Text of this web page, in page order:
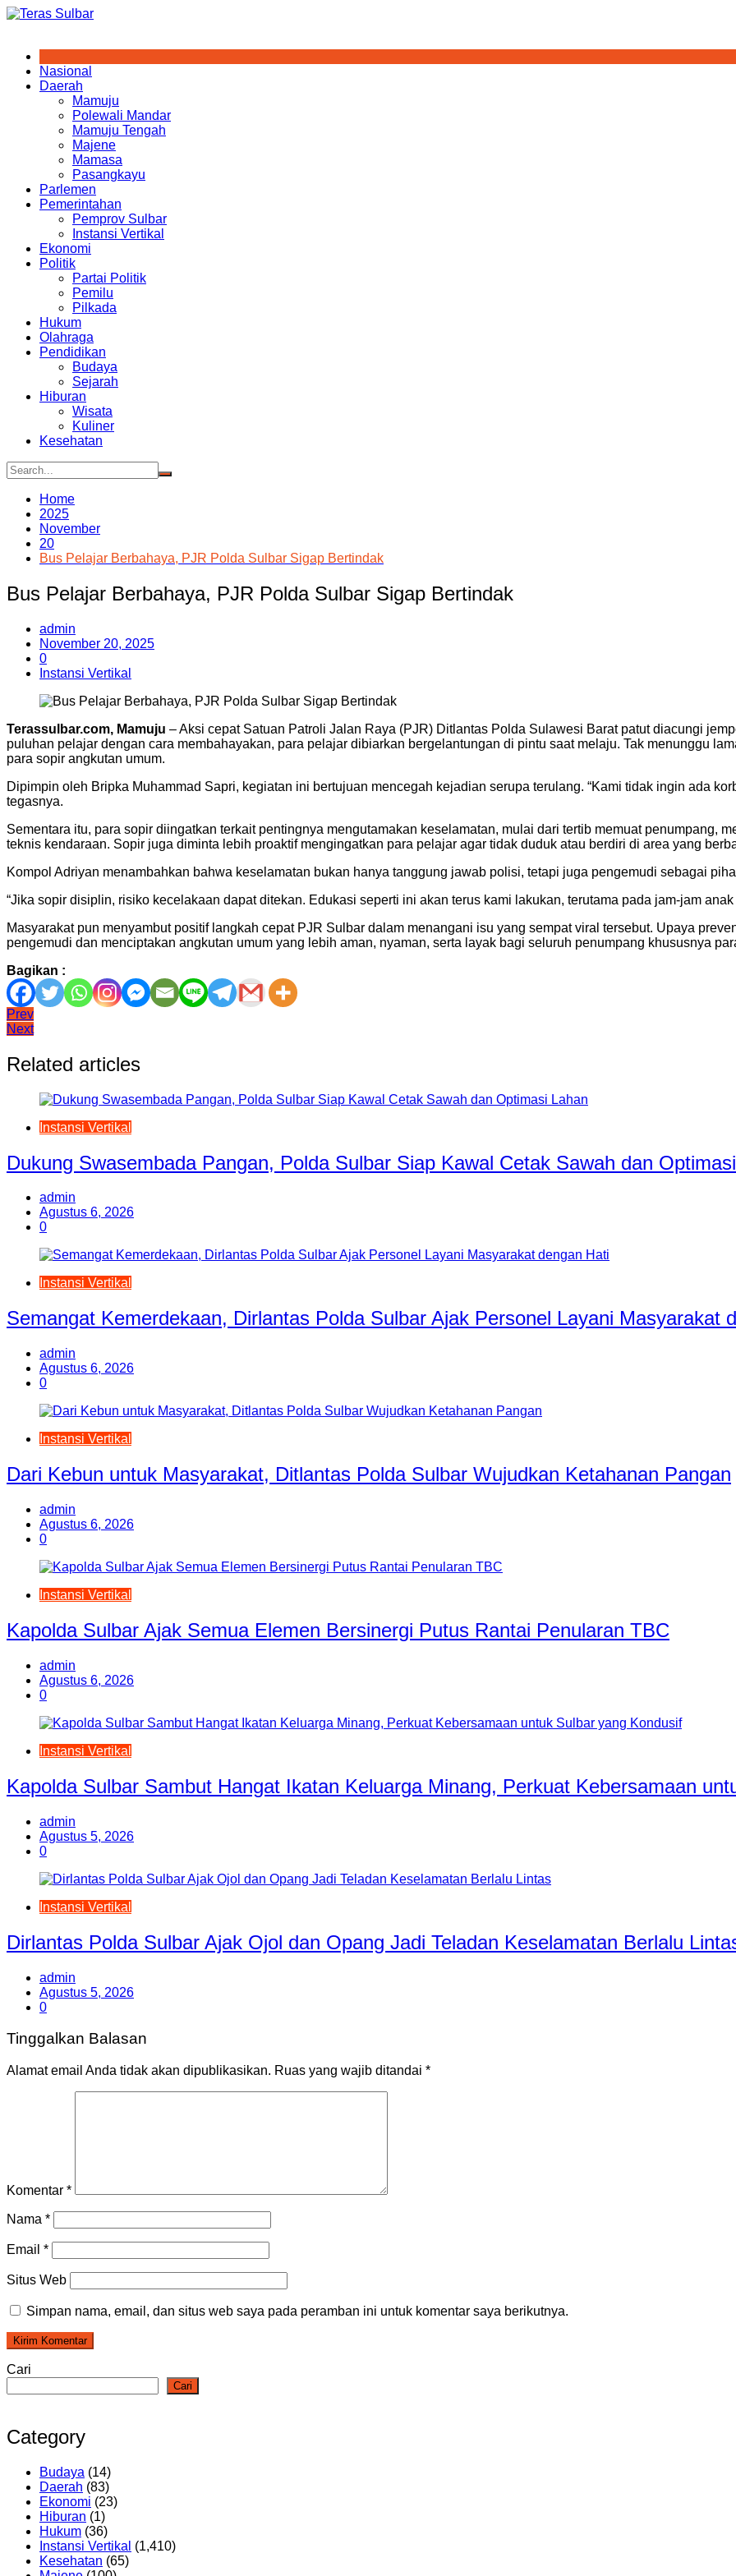
Skip
Nasional
Daerah
Mamuju
Polewali Mandar
Mamuju Tengah
Majene
Mamasa
Pasangkayu
Parlemen
Pemerintahan
Pemprov Sulbar
Instansi Vertikal
Ekonomi
Politik
Partai Politik
Pemilu
Pilkada
Hukum
Olahraga
Pendidikan
Budaya
Sejarah
Hiburan
Wisata
Kuliner
Kesehatan
Home
2025
November
20
Bus Pelajar Berbahaya, PJR Polda Sulbar Sigap Bertindak
Bus Pelajar Berbahaya, PJR Polda Sulbar Sigap Bertindak
admin
November 20, 2025
0
Instansi Vertikal
Terassulbar.com, Mamuju – Aksi cepat Satuan Patroli Jalan Raya (PJR) Ditlantas Polda Sulawesi Barat patut diacungi
puluhan pelajar dengan cara membahayakan, para pelajar dibiarkan bergelantungan di pintu saat melaju. Tak menunggu
para sopir angkutan umum.
Dipimpin oleh Bripka Muhammad Sapri, kegiatan ini bertujuan mencegah kejadian serupa terulang. “Kami tidak ingin ada
tegasnya.
Sementara itu, para sopir diingatkan terkait pentingnya mengutamakan keselamatan, mulai dari tertib memuat penumpang,
teknis kendaraan. Sopir juga diminta lebih proaktif mengingatkan para pelajar agar tidak duduk atau berdiri di area yang
Kompol Adriyan menambahkan bahwa keselamatan bukan hanya tanggung jawab polisi, tetapi juga pengemudi sebagai
“Jika sopir disiplin, risiko kecelakaan dapat ditekan. Edukasi seperti ini akan terus kami lakukan, terutama pada jam-jam anak
Masyarakat pun menyambut positif langkah cepat PJR Sulbar dalam menangani isu yang sempat viral tersebut. Upaya
pengemudi dan menciptakan angkutan umum yang lebih aman, nyaman, serta layak bagi seluruh penumpang khususnya
Bagikan :
Navigasi
pos
Prev
Next
Related articles
Instansi Vertikal
Dukung Swasembada Pangan, Polda Sulbar Siap Kawal Cetak Sawah dan
admin
Agustus 6, 2026
0
Instansi Vertikal
Semangat Kemerdekaan, Dirlantas Polda Sulbar Ajak Personel Layani Masyarakat
admin
Agustus 6, 2026
0
Instansi Vertikal
Dari Kebun untuk Masyarakat, Ditlantas Polda Sulbar Wujudkan Ketahanan Pangan
admin
Agustus 6, 2026
0
Instansi Vertikal
Kapolda Sulbar Ajak Semua Elemen Bersinergi Putus Rantai Penularan TBC
admin
Agustus 6, 2026
0
Instansi Vertikal
Kapolda Sulbar Sambut Hangat Ikatan Keluarga Minang, Perkuat Kebersamaan
admin
Agustus 5, 2026
0
Instansi Vertikal
Dirlantas Polda Sulbar Ajak Ojol dan Opang Jadi Teladan Keselamatan Berlalu
admin
Agustus 5, 2026
0
Tinggalkan Balasan
Alamat email Anda tidak akan dipublikasikan. Ruas yang wajib ditandai *
Komentar *
Nama *
Email *
Situs Web
Simpan nama, email, dan situs web saya pada peramban ini untuk komentar saya berikutnya.
Cari
Cari
Category
Budaya (14)
Daerah (83)
Ekonomi (23)
Hiburan (1)
Hukum (36)
Instansi Vertikal (1,410)
Kesehatan (65)